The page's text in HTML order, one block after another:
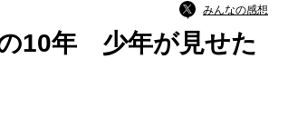
みんなの感想
10年 少年が見せた